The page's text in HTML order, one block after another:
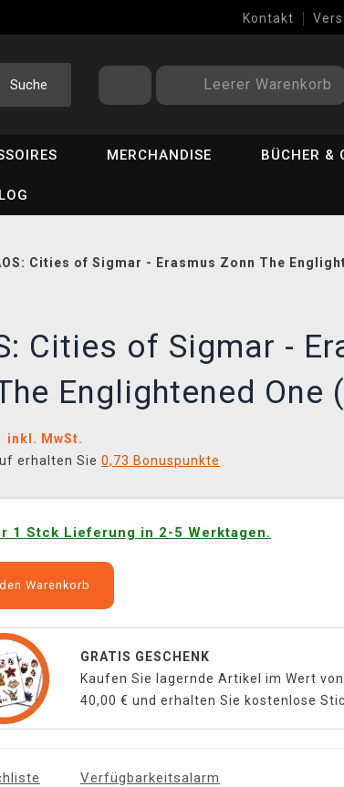
Kontakt
Suche Leerer Warenkorb
MERCHANDISE BÜCHER &
Cities of Sigmar - Erasmus Zonn The
Cities of Sigmar -
Englightened One
inkl. MwSt.
erhalten Sie 0,73 Bonuspunkte
1 Stck Lieferung in 2-5 Werktagen.
Warenkorb
GRATIS GESCHENK
Kaufen Sie lagernde Artikel im Wert
40,00 € und erhalten Sie kostenlose
Verfügbarkeitsalarm